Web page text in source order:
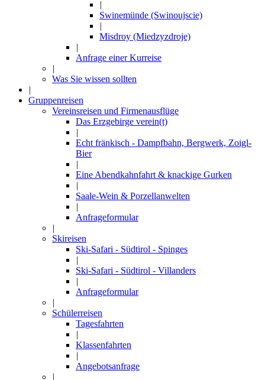
|
Swinemünde (Swinoujscie)
|
Misdroy (Miedzyzdroje)
|
Anfrage einer Kurreise
|
Was Sie wissen sollten
|
Gruppenreisen
Vereinsreisen und Firmenausflüge
Das Erzgebirge verein(t)
|
Echt fränkisch - Dampfbahn, Bergwerk, Zoigl-
Bier
|
Eine Abendkahnfahrt & knackige Gurken
|
Saale-Wein & Porzellanwelten
|
Anfrageformular
|
Skireisen
Ski-Safari - Südtirol - Spinges
|
Ski-Safari - Südtirol - Villanders
|
Anfrageformular
|
Schülerreisen
Tagesfahrten
|
Klassenfahrten
|
Angebotsanfrage
|